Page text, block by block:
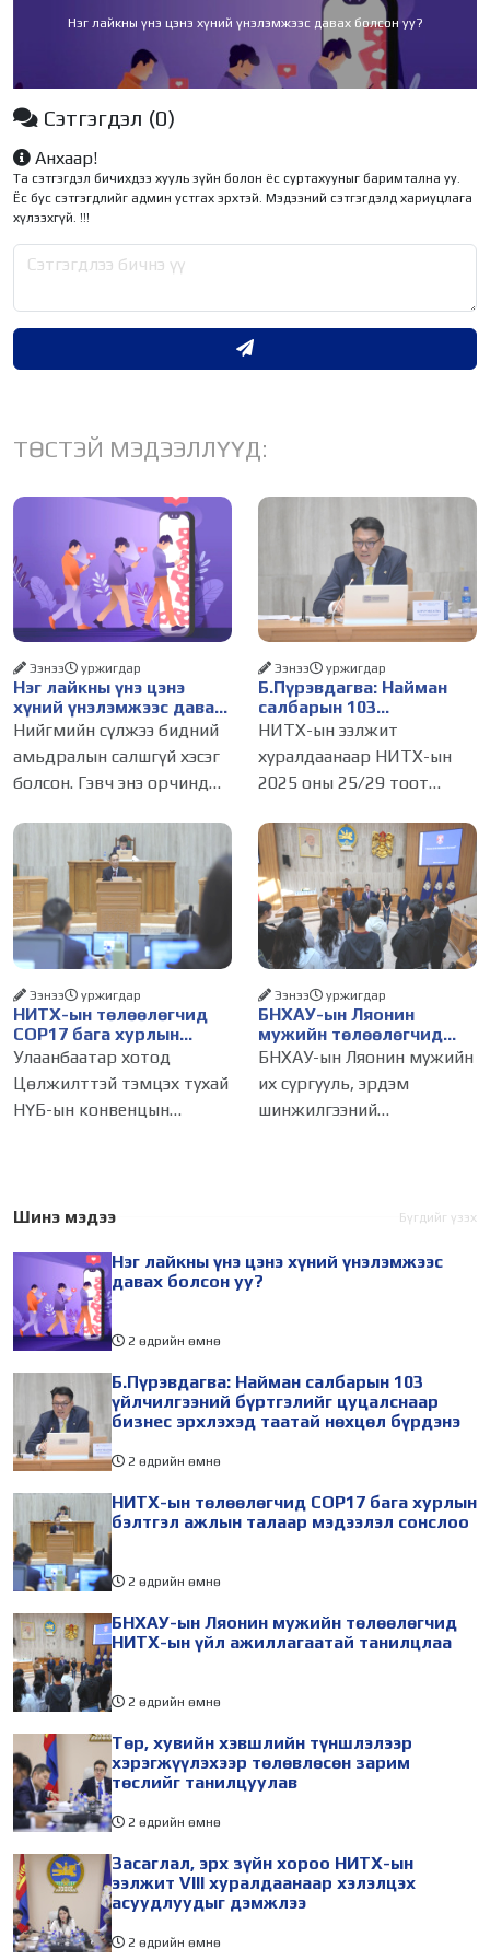
Нэг лайкны үнэ цэнэ хүний үнэлэмжээс давах болсон уу?
Сэтгэгдэл (0)
Анхаар!
Та сэтгэгдэл бичихдээ хууль зүйн болон ёс суртахууныг баримтална уу.
Ёс бус сэтгэгдлийг админ устгах эрхтэй. Мэдээний сэтгэгдэлд хариуцлага
хүлээхгүй. !!!
ТӨСТЭЙ МЭДЭЭЛЛҮҮД:
Нэг лайкны үнэ цэнэ
хүний үнэлэмжээс давах
болсон уу?
Ээнээ уржигдар
Нийгмийн сүлжээ бидний
амьдралын салшгүй хэсэг
болсон. Гэвч энэ орчинд
амжилт, тэр ч байтугай
хүний үнэ цэнийг хүртэл
лайк, шэйр, дагагчийн
тоогоор хэмжих хандлага
газар авч
Б.Пүрэвдагва: Найман
салбарын 103
үйлчилгээний
бүртгэлийг цуцалснаар
бизнес эрхлэхэд таатай
нөхцөл бүрдэнэ
Ээнээ уржигдар
НИТХ-ын ээлжит
хуралдаанаар НИТХ-ын
2025 оны 25/29 тоот
журмын зарим хэсгийг
хүчингүй болгож,
зөвшөөрлийн шинжтэй
103 бүртгэлээс нийслэлийн
бизнес эрхлэгчдийг
НИТХ-ын төлөөлөгчид
COP17 бага хурлын
бэлтгэл ажлын талаар
мэдээлэл сонслоо
Ээнээ уржигдар
Улаанбаатар хотод
Цөлжилттэй тэмцэх тухай
НҮБ-ын конвенцын
өдөр зохион
холбогдуулан Нийслэлийн
БНХАУ-ын Ляонин
мужийн төлөөлөгчид
НИТХ-ын үйл
танилцлаа
Ээнээ уржигдар
БНХАУ-ын Ляонин мужийн
их сургууль, эрдэм
шинжилгээний
төлөөлөгчид Монгол
айлчлалынхаа хүрээнд
Шинэ мэдээ Бүгдийг үзэх
Нэг лайкны үнэ цэнэ хүний үнэлэмжээс
давах болсон уу?
2 өдрийн өмнө
Б.Пүрэвдагва: Найман салбарын 103
үйлчилгээний бүртгэлийг цуцалснаар
бизнес эрхлэхэд таатай нөхцөл бүрдэнэ
2 өдрийн өмнө
НИТХ-ын төлөөлөгчид COP17 бага хурлын
бэлтгэл ажлын талаар мэдээлэл сонслоо
2 өдрийн өмнө
БНХАУ-ын Ляонин мужийн төлөөлөгчид
НИТХ-ын үйл ажиллагаатай танилцлаа
2 өдрийн өмнө
Төр, хувийн хэвшлийн түншлэлээр
хэрэгжүүлэхээр төлөвлөсөн зарим
төслийг танилцуулав
2 өдрийн өмнө
Засаглал, эрх зүйн хороо НИТХ-ын
ээлжит VIII хуралдаанаар хэлэлцэх
асуудлуудыг дэмжлээ
2 өдрийн өмнө